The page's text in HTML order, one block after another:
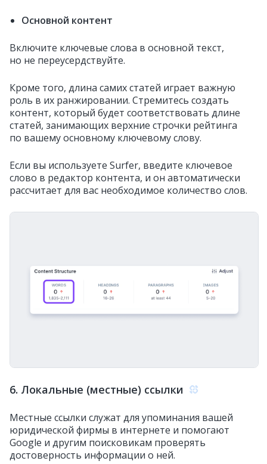
Основной контент
Включите ключевые слова в основной текст,
но не переусердствуйте.
Кроме того, длина самих статей играет важную
роль в их ранжировании. Стремитесь создать
контент, который будет соответствовать длине
статей, занимающих верхние строчки рейтинга
по вашему основному ключевому слову.
Если вы используете Surfer, введите ключевое
слово в редактор контента, и он автоматически
рассчитает для вас необходимое количество слов.
6. Локальные (местные) ссылки
Местные ссылки служат для упоминания вашей
юридической фирмы в интернете и помогают
Google и другим поисковикам проверять
достоверность информации о ней.